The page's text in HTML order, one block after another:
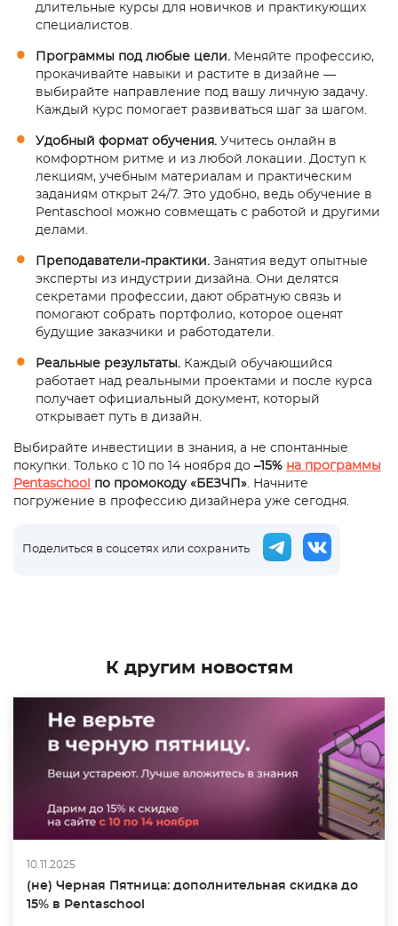
длительные курсы для новичков и практикующих
специалистов.
Программы под любые цели. Меняйте профессию,
прокачивайте навыки и растите в дизайне —
выбирайте направление под вашу личную задачу.
Каждый курс помогает развиваться шаг за шагом.
Удобный формат обучения. Учитесь онлайн в
комфортном ритме и из любой локации. Доступ к
лекциям, учебным материалам и практическим
заданиям открыт 24/7. Это удобно, ведь обучение в
Pentaschool можно совмещать с работой и другими
делами.
Преподаватели-практики. Занятия ведут опытные
эксперты из индустрии дизайна. Они делятся
секретами профессии, дают обратную связь и
помогают собрать портфолио, которое оценят
будущие заказчики и работодатели.
Реальные результаты. Каждый обучающийся
работает над реальными проектами и после курса
получает официальный документ, который
открывает путь в дизайн.
Выбирайте инвестиции в знания, а не спонтанные
покупки. Только с 10 по 14 ноября до –15% на программы
Pentaschool
по промокоду «БЕЗЧП» . Начните
погружение в профессию дизайнера уже сегодня.
Поделиться в соцсетях или сохранить
К другим новостям
10.11.2025
(не) Черная Пятница: дополнительная скидка до
15% в Pentaschool